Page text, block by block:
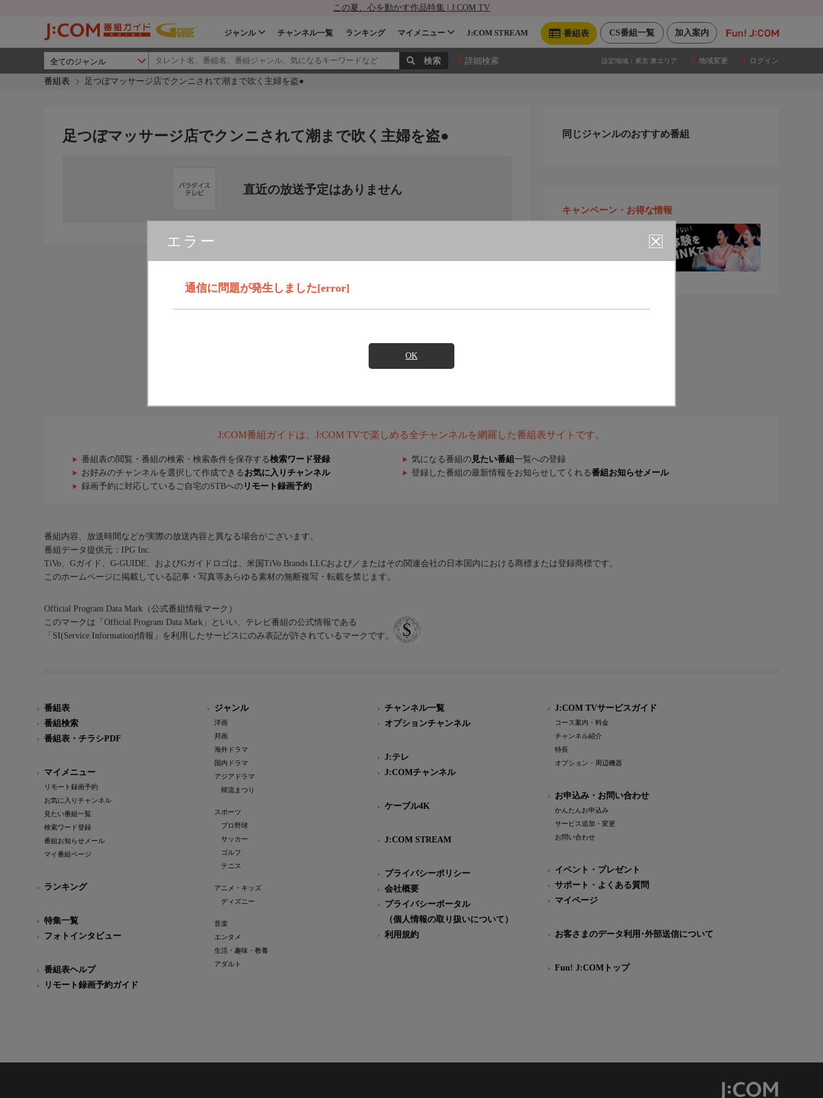
この夏、心を動かす作品特集 | J:COM TV
加入案内
CS番組一覧
番組表
ジャンル チャンネル一覧 ランキング マイメニュー J:COM STREAM
詳細検索 設定地域： 東京 東エリア 地域変更 ログイン
番組表 足つぼマッサージ店でクンニされて潮まで吹く主婦を盗●
エラー
通信に問題が発生しました[error]
OK
足つぼマッサージ店でクンニされて潮まで吹く主婦を盗●
直近の放送予定はありません
同じジャンルのおすすめ番組
キャンペーン・お得な情報
J:COM番組ガイドは、J:COM TVで楽しめる全チャンネルを網羅した番組表サイトです。
番組表の閲覧・番組の検索・検索条件を保存する検索ワード登録 気になる番組の 見たい番組 一覧への登録
お好みのチャンネルを選択して作成できる お気に入りチャンネル 登録した番組の最新情報をお知らせしてくれる番組お知らせメール
録画予約に対応しているご自宅のSTBへの リモート録画予約
番組内容、放送時間などが実際の放送内容と異なる場合がございます。
番組データ提供元：IPG Inc.
TiVo、Gガイド、G-GUIDE、およびGガイドロゴは、米国TiVo Brands LLCおよび／またはその関連会社の日本国内における商標または登録商標です。
このホームページに掲載している記事・写真等あらゆる素材の無断複写・転載を禁じます。
Official Program Data Mark（公式番組情報マーク）
このマークは「Official Program Data Mark」といい、テレビ番組の公式情報である
「SI(Service Information)情報」を利用したサービスにのみ表記が許されているマークです。
番組表
番組検索
番組表・チラシPDF
マイメニュー
リモート録画予約
お気に入りチャンネル
見たい番組一覧
検索ワード登録
番組お知らせメール
マイ番組ページ
ランキング
特集一覧
フォトインタビュー
番組表ヘルプ
リモート録画予約ガイド
ジャンル
洋画
邦画
海外ドラマ
国内ドラマ
アジアドラマ
韓流まつり
スポーツ
プロ野球
サッカー
ゴルフ
テニス
アニメ・キッズ
ディズニー
音楽
エンタメ
生活・趣味・教養
アダルト
チャンネル一覧
オプションチャンネル
J:テレ
J:COMチャンネル
ケーブル4K
J:COM STREAM
プライバシーポリシー
会社概要
プライバシーポータル
（個人情報の取り扱いについて）
利用規約
J:COM TVサービスガイド
コース案内・料金
チャンネル紹介
特長
オプション・周辺機器
お申込み・お問い合わせ
かんたんお申込み
サービス追加・変更
お問い合わせ
イベント・プレゼント
サポート・よくある質問
マイページ
お客さまのデータ利用･外部送信について
Fun! J:COMトップ